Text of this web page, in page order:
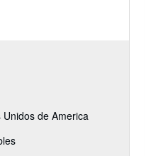
de America